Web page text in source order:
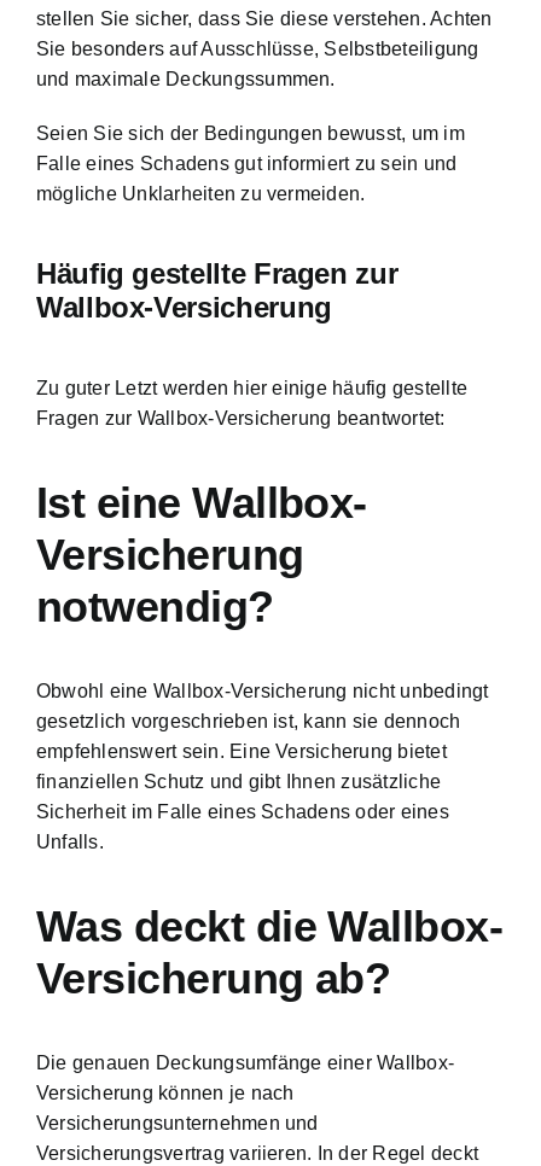
stellen Sie sicher, dass Sie diese verstehen. Achten
Sie besonders auf Ausschlüsse, Selbstbeteiligung
und maximale Deckungssummen.
Seien Sie sich der Bedingungen bewusst, um im
Falle eines Schadens gut informiert zu sein und
mögliche Unklarheiten zu vermeiden.
Häufig gestellte Fragen zur
Wallbox-Versicherung
Zu guter Letzt werden hier einige häufig gestellte
Fragen zur Wallbox-Versicherung beantwortet:
Ist eine Wallbox-
Versicherung
notwendig?
Obwohl eine Wallbox-Versicherung nicht unbedingt
gesetzlich vorgeschrieben ist, kann sie dennoch
empfehlenswert sein. Eine Versicherung bietet
finanziellen Schutz und gibt Ihnen zusätzliche
Sicherheit im Falle eines Schadens oder eines
Unfalls.
Was deckt die Wallbox-
Versicherung ab?
Die genauen Deckungsumfänge einer Wallbox-
Versicherung können je nach
Versicherungsunternehmen und
Versicherungsvertrag variieren. In der Regel deckt